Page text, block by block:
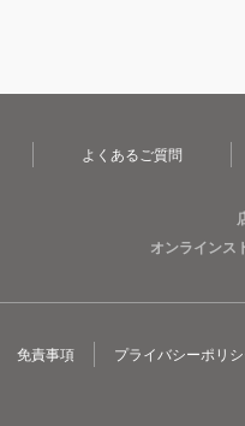
よくあるご質問
オンラインス
免責事項 プライバシーポリ